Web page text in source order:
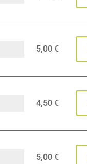
5,00€
4,50€
5,00€